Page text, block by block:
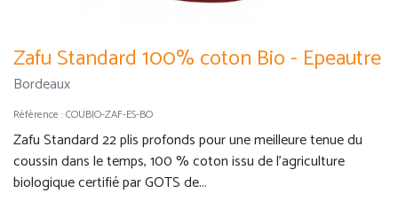
Zafu Standard 100% coton Bio - Epeautre
Bordeaux
Référence :COUBIO-ZAF-ES-BO
Zafu Standard 22 plis profonds pour une meilleure tenue du
coussin dans le temps, 100 % coton issu de l'agriculture
biologique certifié par GOTS de...